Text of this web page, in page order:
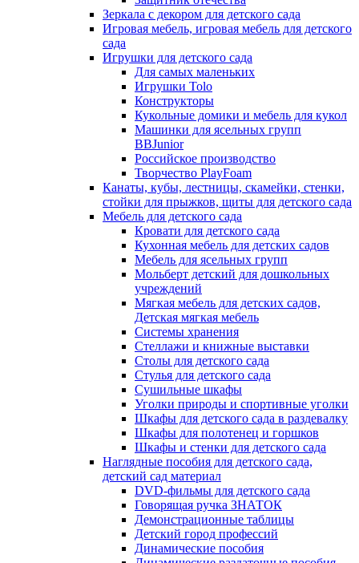
Зеркала с декором для детского сада
Игровая мебель, игровая мебель для детского
сада
Игрушки для детского сада
Для самых маленьких
Игрушки Tolo
Конструкторы
Кукольные домики и мебель для кукол
Машинки для ясельных групп
BBJunior
Российское производство
Творчество PlayFoam
Канаты, кубы, лестницы, скамейки, стенки,
стойки для прыжков, щиты для детского сада
Мебель для детского сада
Кровати для детского сада
Кухонная мебель для детских садов
Мебель для ясельных групп
Мольберт детский для дошкольных
учреждений
Мягкая мебель для детских садов,
Детская мягкая мебель
Системы хранения
Стеллажи и книжные выставки
Столы для детского сада
Стулья для детского сада
Сушильные шкафы
Уголки природы и спортивные уголки
Шкафы для детского сада в раздевалку
Шкафы для полотенец и горшков
Шкафы и стенки для детского сада
Наглядные пособия для детского сада,
детский сад материал
DVD-фильмы для детского сада
Говорящая ручка ЗНАТОК
Демонстрационные таблицы
Детский город профессий
Динамические пособия